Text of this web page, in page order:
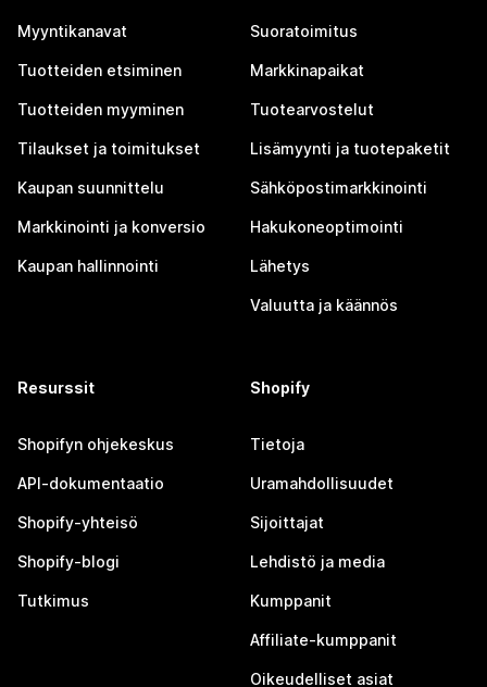
Myyntikanavat
Tuotteiden etsiminen
Tuotteiden myyminen
Tilaukset ja toimitukset
Kaupan suunnittelu
Markkinointi ja konversio
Kaupan hallinnointi
Suoratoimitus
Markkinapaikat
Tuotearvostelut
Lisämyynti ja tuotepaketit
Sähköpostimarkkinointi
Hakukoneoptimointi
Lähetys
Valuutta ja käännös
Resurssit
Shopifyn ohjekeskus
API-dokumentaatio
Shopify-yhteisö
Shopify-blogi
Tutkimus
Shopify
Tietoja
Uramahdollisuudet
Sijoittajat
Lehdistö ja media
Kumppanit
Affiliate-kumppanit
Oikeudelliset asiat